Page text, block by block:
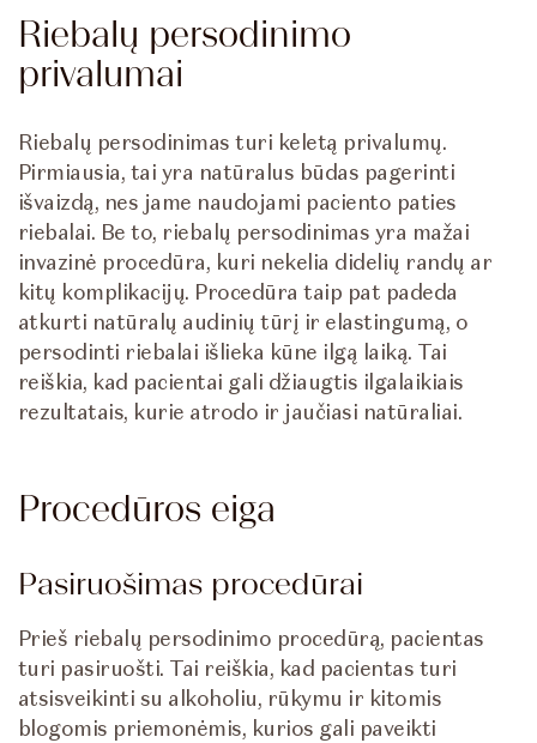
Riebalų persodinimo
privalumai
Riebalų persodinimas turi keletą privalumų.
Pirmiausia, tai yra natūralus būdas pagerinti
išvaizdą, nes jame naudojami paciento paties
riebalai. Be to, riebalų persodinimas yra mažai
invazinė procedūra, kuri nekelia didelių randų ar
kitų komplikacijų. Procedūra taip pat padeda
atkurti natūralų audinių tūrį ir elastingumą, o
persodinti riebalai išlieka kūne ilgą laiką. Tai
reiškia, kad pacientai gali džiaugtis ilgalaikiais
rezultatais, kurie atrodo ir jaučiasi natūraliai.
Procedūros eiga
Pasiruošimas procedūrai
Prieš riebalų persodinimo procedūrą, pacientas
turi pasiruošti. Tai reiškia, kad pacientas turi
atsisveikinti su alkoholiu, rūkymu ir kitomis
blogomis priemonėmis, kurios gali paveikti